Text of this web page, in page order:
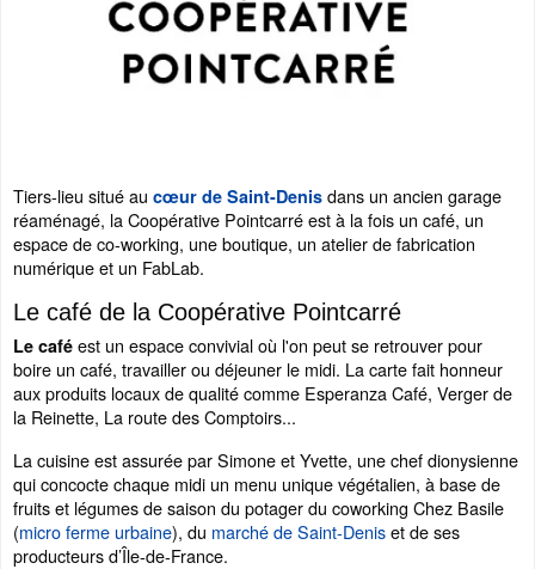
Tiers-lieu situé au cœur de Saint-Denis dans un ancien garage
réaménagé, la Coopérative Pointcarré est à la fois un café, un
espace de co-working, une boutique, un atelier de fabrication
numérique et un FabLab.
Le café de la Coopérative Pointcarré
Le café est un espace convivial où l'on peut se retrouver pour
boire un café, travailler ou déjeuner le midi. La carte fait honneur
aux produits locaux de qualité comme Esperanza Café, Verger de
la Reinette, La route des Comptoirs...
La cuisine est assurée par Simone et Yvette, une chef dionysienne
qui concocte chaque midi un menu unique végétalien, à base de
fruits et légumes de saison du potager du coworking Chez Basile
(micro ferme urbaine), du marché de Saint-Deniset de ses
producteurs d’Île-de-France.